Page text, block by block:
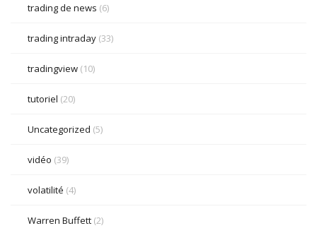
trading de news (6)
trading intraday (33)
tradingview (10)
tutoriel (20)
Uncategorized (5)
vidéo (39)
volatilité (4)
Warren Buffett (2)